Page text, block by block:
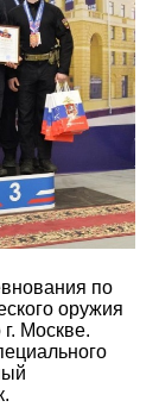
по
оружия
Москве.